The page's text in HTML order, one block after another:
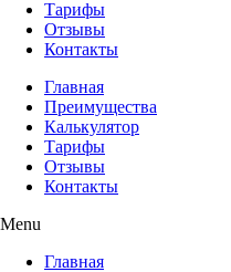
Тарифы
Отзывы
Контакты
Главная
Преимущества
Калькулятор
Тарифы
Отзывы
Контакты
Menu
Главная